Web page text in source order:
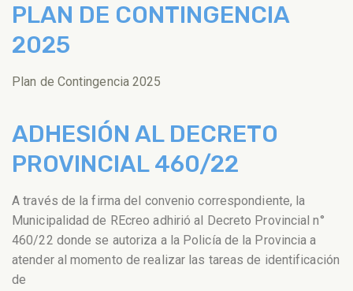
PLAN DE CONTINGENCIA
2025
Plan de Contingencia 2025
ADHESIÓN AL DECRETO
PROVINCIAL 460/22
A través de la firma del convenio correspondiente, la
Municipalidad de REcreo adhirió al Decreto Provincial n°
460/22 donde se autoriza a la Policía de la Provincia a
atender al momento de realizar las tareas de identificación
de